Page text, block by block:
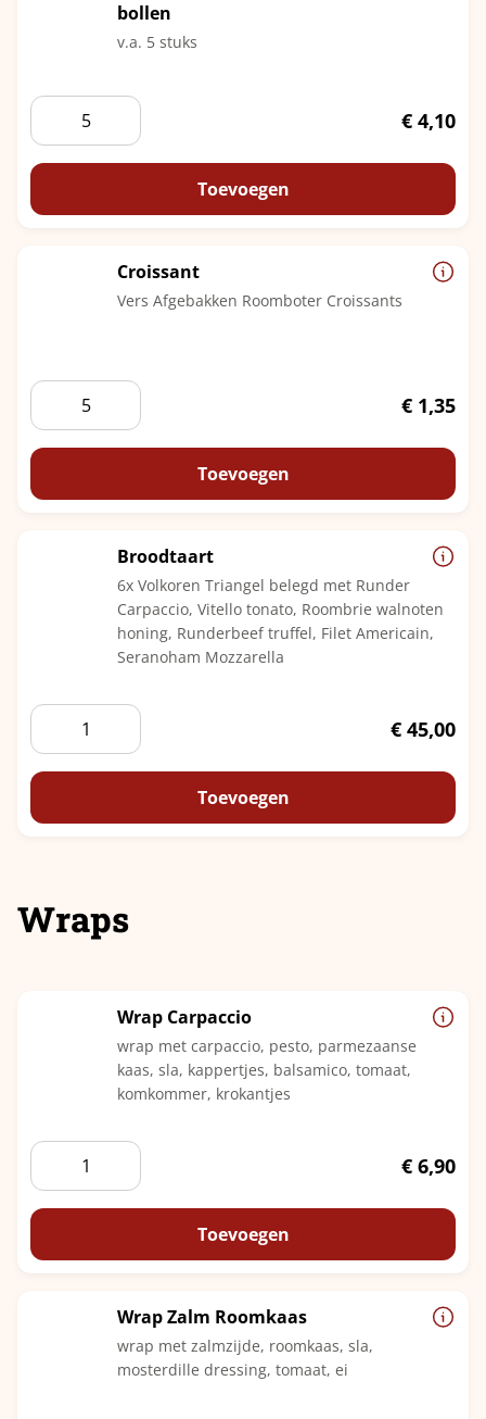
bollen
v.a. 5 stuks
Gesorteerde
ruim
belegde
bollen
€ 4,10
Toevoegen
Croissant
Vers Afgebakken Roomboter Croissants
Croissant
aantal
€ 1,35
Toevoegen
Broodtaart
6x Volkoren Triangel belegd met Runder
Carpaccio, Vitello tonato, Roombrie walnoten
honing, Runderbeef truffel, Filet Americain,
Seranoham Mozzarella
Broodtaart
aantal
€ 45,00
Toevoegen
Wraps
Wrap Carpaccio
wrap met carpaccio, pesto, parmezaanse
kaas, sla, kappertjes, balsamico, tomaat,
komkommer, krokantjes
Wrap
Carpaccio
aantal
€ 6,90
Toevoegen
Wrap Zalm Roomkaas
wrap met zalmzijde, roomkaas, sla,
mosterdille dressing, tomaat, ei